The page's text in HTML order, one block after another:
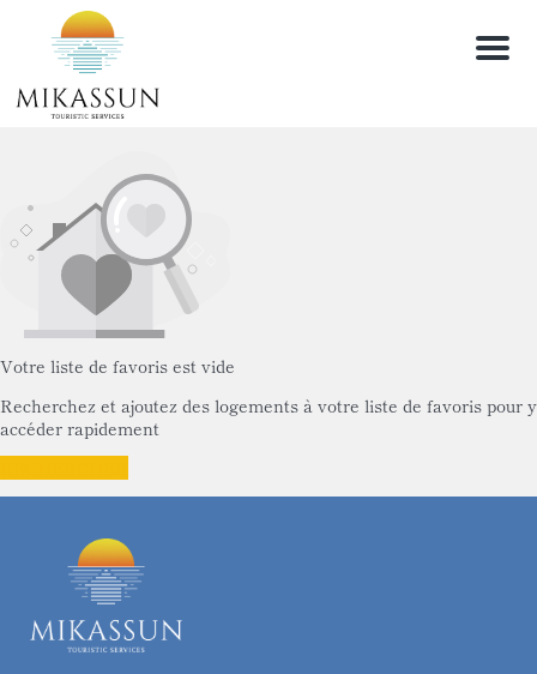
Menu
Votre liste de favoris est vide
Recherchez et ajoutez des logements à votre liste de favoris pour y
accéder rapidement